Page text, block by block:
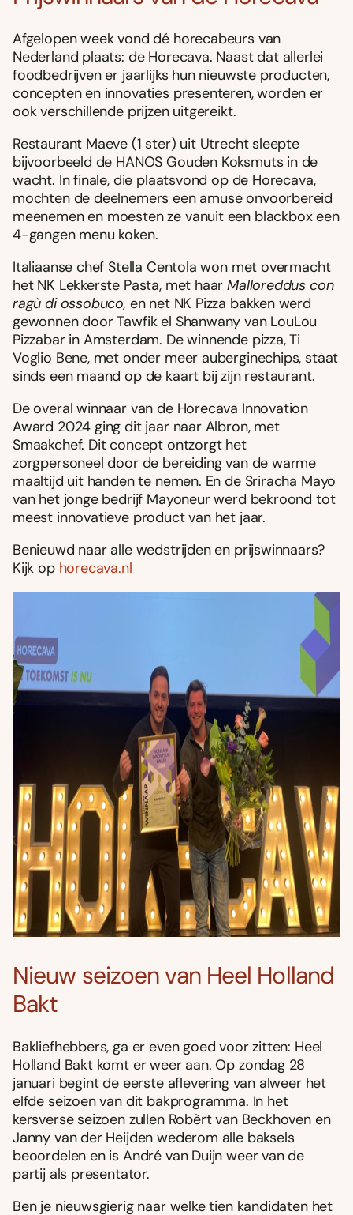
Afgelopen week vond dé horecabeurs van
Nederland plaats: de Horecava. Naast dat allerlei
foodbedrijven er jaarlijks hun nieuwste producten,
concepten en innovaties presenteren, worden er
ook verschillende prijzen uitgereikt.
Restaurant Maeve (1 ster) uit Utrecht sleepte
bijvoorbeeld de HANOS Gouden Koksmuts in de
wacht. In finale, die plaatsvond op de Horecava,
mochten de deelnemers een amuse onvoorbereid
meenemen en moesten ze vanuit een blackbox een
4-gangen menu koken.
Italiaanse chef Stella Centola won met overmacht
het NK Lekkerste Pasta, met haarMalloreddus con
ragù di ossobuco, en net NK Pizza bakken werd
gewonnen door Tawfik el Shanwany van LouLou
Pizzabar in Amsterdam. De winnende pizza, Ti
Voglio Bene, met onder meer auberginechips, staat
sinds een maand op de kaart bij zijn restaurant.
De overal winnaar van de Horecava Innovation
Award 2024 ging dit jaar naar Albron, met
Smaakchef. Dit concept ontzorgt het
zorgpersoneel door de bereiding van de warme
maaltijd uit handen te nemen. En de Sriracha Mayo
van het jonge bedrijf Mayoneur werd bekroond tot
meest innovatieve product van het jaar.
Benieuwd naar alle wedstrijden en prijswinnaars?
Kijk op horecava.nl
Nieuw seizoen van Heel Holland
Bakt
Bakliefhebbers, ga er even goed voor zitten: Heel
Holland Bakt komt er weer aan. Op zondag 28
januari begint de eerste aflevering van alweer het
elfde seizoen van dit bakprogramma. In het
kersverse seizoen zullen Robèrt van Beckhoven en
Janny van der Heijden wederom alle baksels
beoordelen en is André van Duijn weer van de
partij als presentator.
Ben je nieuwsgierig naar welke tien kandidaten het